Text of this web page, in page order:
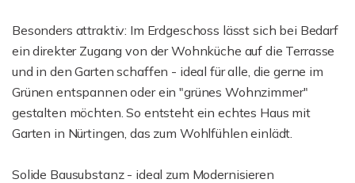
Besonders attraktiv: Im Erdgeschoss lässt sich bei Bedarf
ein direkter Zugang von der Wohnküche auf die Terrasse
und in den Garten schaffen - ideal für alle, die gerne im
Grünen entspannen oder ein "grünes Wohnzimmer"
gestalten möchten. So entsteht ein echtes Haus mit
Garten in Nürtingen, das zum Wohlfühlen einlädt.
Solide Bausubstanz - ideal zum Modernisieren